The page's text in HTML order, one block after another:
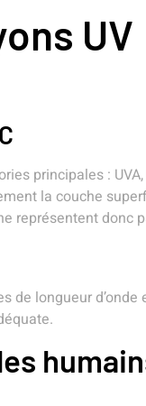
UV
principales :
la couche
représentent donc
de longueur